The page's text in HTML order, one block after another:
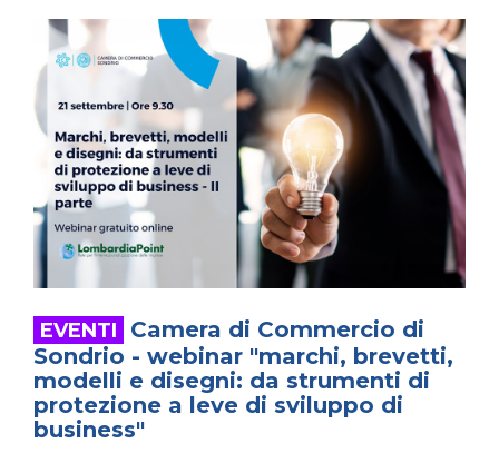
Camera di Commercio di
Sondrio - webinar "marchi, brevetti,
modelli e disegni: da strumenti di
protezione a leve di sviluppo di
business"